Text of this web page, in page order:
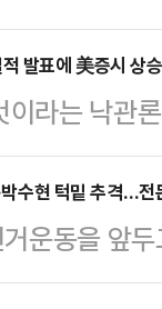
이지 않았
수 있다는
정된다"고
처…
속보로 전
반도체 제조
. 로이터통
노동부 장
한국 수출
”며 “세계
…
발표에 美증시 상승
라는 낙관
따르면 뉴
20일(현지
에 마감
승한
수현 턱밑 추격…
운동을 앞
후보의 우